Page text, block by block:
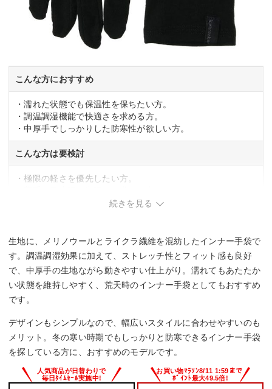
こんな方におすすめ
・濡れた状態でも保温性を保ちたい方。
・調温調湿機能で快適さを求める方。
・中厚手でしっかりした防寒性が欲しい方。
こんな方は要検討
・極限の軽さを優先したい方。
続きを見る
生地に、メリノウールとライクラ繊維を混紡したインナー手袋で
す。調温調湿効果に加えて、ストレッチ性とフィット感も良好
で、中厚手の生地ながら動きやすい仕上がり。濡れてもあたたか
い状態を維持しやすく、荒天時のインナー手袋としてもおすすめ
です。
デザインもシンプルなので、幅広いスタイルに合わせやすいのも
メリット。冬の寒い時期でもしっかりと防寒できるインナー手袋
を探している方に、おすすめのモデルです。